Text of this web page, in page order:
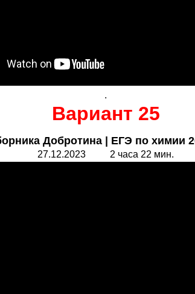
.
Вариант 25
Добротина | ЕГЭ по химии
27.12.2023 2 часа 22 мин.